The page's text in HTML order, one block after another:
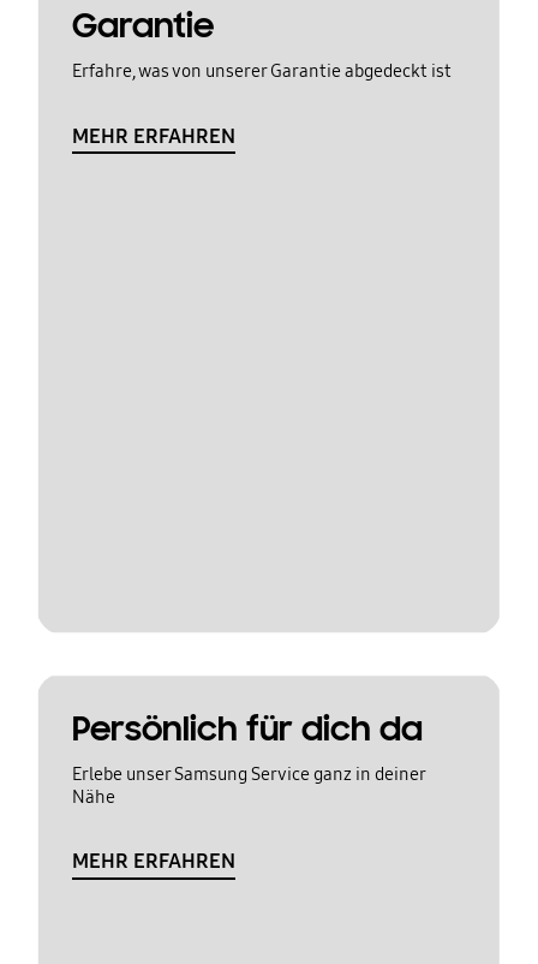
Garantie
Erfahre, was von unserer Garantie abgedeckt ist
MEHR ERFAHREN
Persönlich für dich da
Erlebe unser Samsung Service ganz in deiner
Nähe
MEHR ERFAHREN